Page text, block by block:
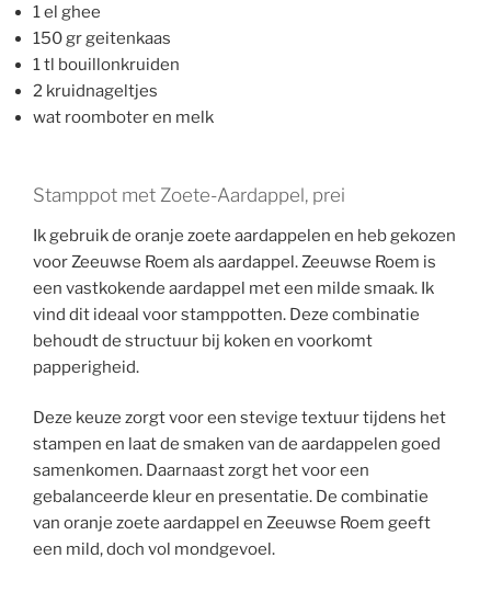
1 el ghee
150 gr geitenkaas
1 tl bouillonkruiden
2 kruidnageltjes
wat roomboter en melk
Stamppot met Zoete-Aardappel, prei
Ik gebruik de oranje zoete aardappelen en heb gekozen
voor Zeeuwse Roem als aardappel. Zeeuwse Roem is
een vastkokende aardappel met een milde smaak. Ik
vind dit ideaal voor stamppotten. Deze combinatie
behoudt de structuur bij koken en voorkomt
papperigheid.
Deze keuze zorgt voor een stevige textuur tijdens het
stampen en laat de smaken van de aardappelen goed
samenkomen. Daarnaast zorgt het voor een
gebalanceerde kleur en presentatie. De combinatie
van oranje zoete aardappel en Zeeuwse Roem geeft
een mild, doch vol mondgevoel.